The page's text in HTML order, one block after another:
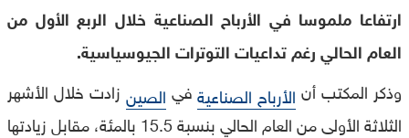
ارتفاعا ملموسا في الأرباح الصناعية خلال الربع الأول من
العام الحالي رغم تداعيات التوترات الجيوسياسية.
وذكر المكتب أن الأرباح الصناعيةفي الصين زادت خلال الأشهر
الثلاثة الأولى من العام الحالي بنسبة 15.5 بالمئة، مقابل زيادتها